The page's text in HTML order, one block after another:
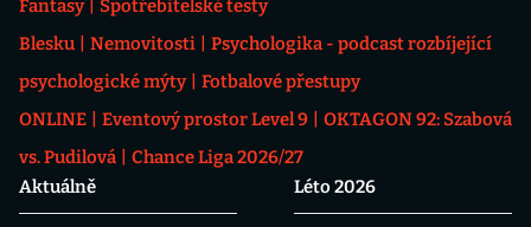
Fantasy
Spotřebitelské testy
Blesku
Nemovitosti
Psychologika - podcast rozbíjející
psychologické mýty
Fotbalové přestupy
ONLINE
Eventový prostor Level 9
OKTAGON 92: Szabová
vs. Pudilová
Chance Liga 2026/27
Aktuálně
Léto 2026